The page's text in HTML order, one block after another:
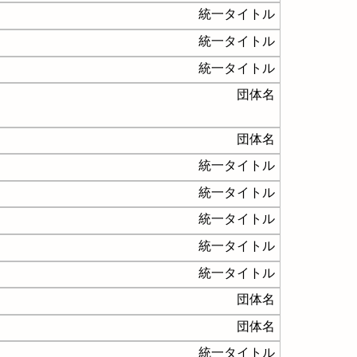
統一タイトル
統一タイトル
統一タイトル
団体名
団体名
統一タイトル
統一タイトル
統一タイトル
統一タイトル
統一タイトル
団体名
団体名
統一タイトル